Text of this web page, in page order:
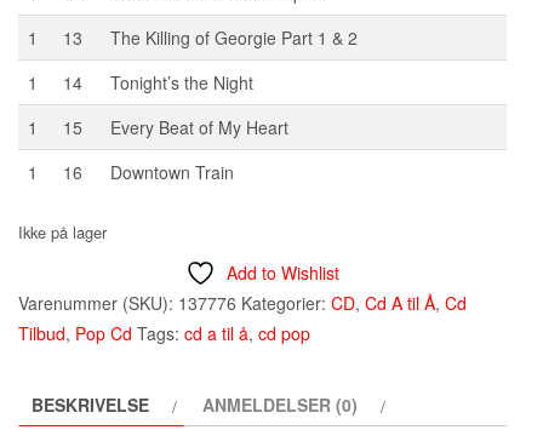
1
13
The Killing of Georgie Part 1 & 2
1
14
Tonight’s the Night
1
15
Every Beat of My Heart
1
16 Downtown Train
Ikke på lager
Add to Wishlist
Varenummer (SKU): 137776 Kategorier: CD, Cd A til Å, Cd
Tilbud, Pop Cd Tags: cd a til å, cd pop
BESKRIVELSE ANMELDELSER (0)